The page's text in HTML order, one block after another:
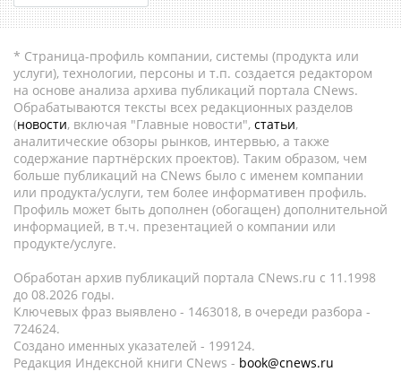
* Страница-профиль компании, системы (продукта или
услуги), технологии, персоны и т.п. создается редактором
на основе анализа архива публикаций портала CNews.
Обрабатываются тексты всех редакционных разделов
(новости, включая "Главные новости", статьи,
аналитические обзоры рынков, интервью, а также
содержание партнёрских проектов). Таким образом, чем
больше публикаций на CNews было с именем компании
или продукта/услуги, тем более информативен профиль.
Профиль может быть дополнен (обогащен) дополнительной
информацией, в т.ч. презентацией о компании или
продукте/услуге.
Обработан архив публикаций портала CNews.ru c 11.1998
до 08.2026 годы.
Ключевых фраз выявлено - 1463018, в очереди разбора -
724624.
Создано именных указателей - 199124.
Редакция Индексной книги CNews - book@cnews.ru